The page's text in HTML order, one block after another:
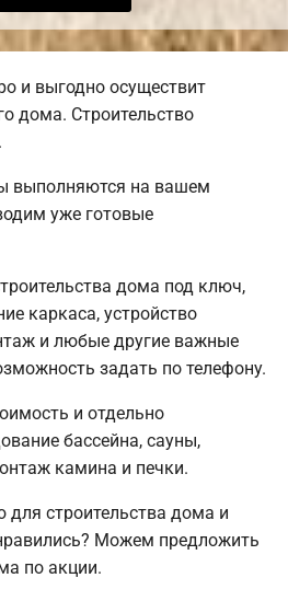
и выгодно осуществит
дома. Строительство
выполняются на вашем
уже готовые
дома под ключ,
каркаса, устройство
и любые другие важные
задать по телефону.
и отдельно
бассейна, сауны,
камина и печки.
для строительства дома и
Можем предложить
по акции.